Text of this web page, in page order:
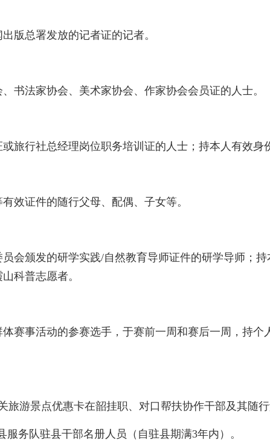
版总署发放的记者证的记者。
书法家协会、美术家协会、作家协会会员证的人士。
旅行社总经理岗位职务培训证的人士；持本人有效身
效证件的随行父母、配偶、子女等。
会颁发的研学实践/自然教育导师证件的研学导师；
科普志愿者。
赛事活动的参赛选手，于赛前一周和赛后一周，持
旅游景点优惠卡在韶挂职、对口帮扶协作干部及其随
服务队驻县干部名册人员（自驻县期满3年内）。